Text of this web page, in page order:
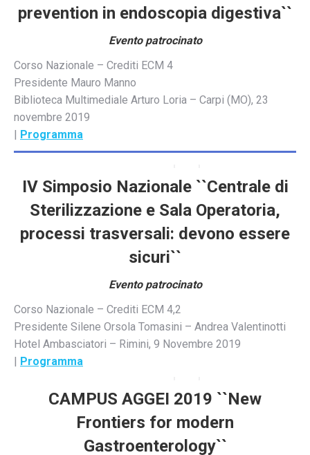
prevention in endoscopia digestiva``
Evento patrocinato
Corso Nazionale – Crediti ECM 4
Presidente Mauro Manno
Biblioteca Multimediale Arturo Loria – Carpi (MO), 23
novembre 2019
| Programma
IV Simposio Nazionale ``Centrale di
Sterilizzazione e Sala Operatoria,
processi trasversali: devono essere
sicuri``
Evento patrocinato
Corso Nazionale – Crediti ECM 4,2
Presidente Silene Orsola Tomasini – Andrea Valentinotti
Hotel Ambasciatori – Rimini, 9 Novembre 2019
| Programma
CAMPUS AGGEI 2019 ``New
Frontiers for modern
Gastroenterology``